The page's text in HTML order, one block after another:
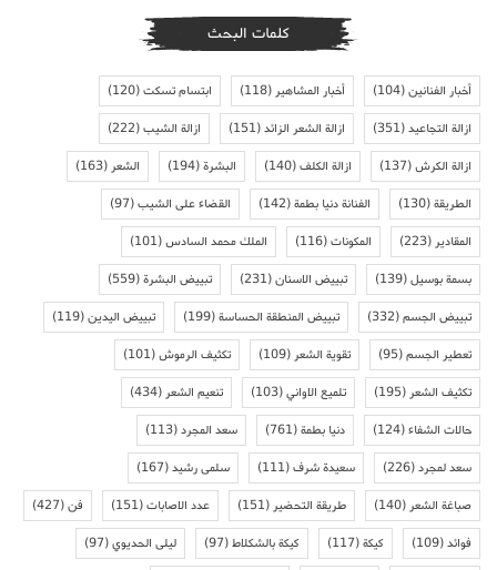
كلمات البحث
أخبار الفنانين(104) أخبار المشاهير(118) ابتسام تسكت(120)
ازالة التجاعيد(351) ازالة الشعر الزائد(151) ازالة الشيب(222)
ازالة الكرش(137) ازالة الكلف(140) البشرة(194) الشعر(163)
الطريقة(130) الفنانة دنيا بطمة(142) القضاء على الشيب(97)
المقادير(223) المكونات(116) الملك محمد السادس(101)
بسمة بوسيل(139) تبييض الاسنان(231) تبييض البشرة(559)
تبييض الجسم(332) تبييض المنطقة الحساسة(199) تبييض اليدين(119)
تعطير الجسم(95) تقوية الشعر(109) تكثيف الرموش(101)
تكثيف الشعر(195) تلميع الاواني(103) تنعيم الشعر(434)
حالات الشفاء(124) دنيا بطمة(761) سعد المجرد(113)
سعد لمجرد(226) سعيدة شرف(111) سلمى رشيد(167)
صباغة الشعر(140) طريقة التحضير(151) عدد الاصابات(151) فن(427)
فوائد(109) كيكة(117) كيكة بالشكلاط(97) ليلى الحديوي(97)